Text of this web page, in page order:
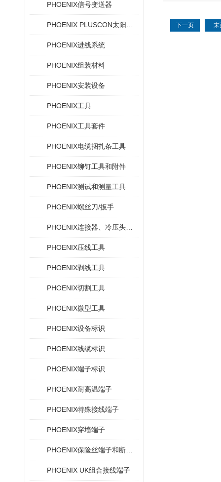
PHOENIX信号变送器
PHOENIX进线系统
PHOENIX组装材料
PHOENIX安装设备
PHOENIX工具
PHOENIX工具套件
PHOENIX电缆捆扎条工具
PHOENIX铆钉工具和附件
PHOENIX测试和测量工具
PHOENIX螺丝刀/扳手
PHOENIX压线工具
PHOENIX剥线工具
PHOENIX切割工具
PHOENIX微型工具
PHOENIX设备标识
PHOENIX线缆标识
PHOENIX端子标识
PHOENIX耐高温端子
PHOENIX特殊接线端子
PHOENIX穿墙端子
PHOENIX UK组合接线端子
下一页 末